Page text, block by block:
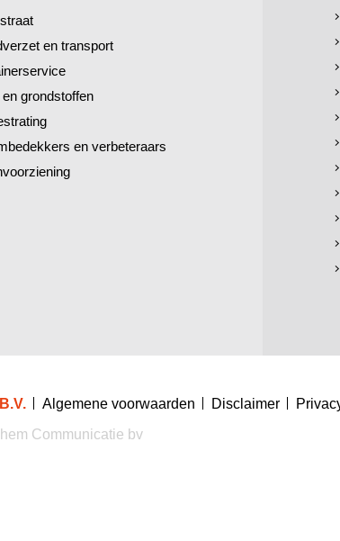
en transport
grondstoffen
en verbeteraars
Algemene voorwaarden Disclaimer
Communicatie bv